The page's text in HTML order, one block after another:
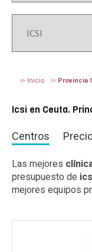
Inicio Provincia
Icsi en Ceuta.
Centros
Las mejores
presupuesto de
mejores equipos